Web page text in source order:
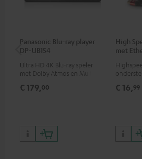
Panasonic Blu-ray player
DP-UB154
Ultra HD 4K Blu-ray speler
met Dolby Atmos en Multi
waaronder HDR10+ voor
€ 179,00
High
met
4K 3D
€ 16,99